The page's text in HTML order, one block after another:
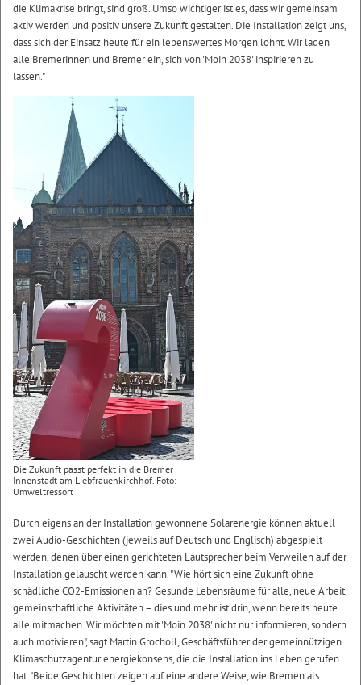
die Klimakrise bringt, sind groß. Umso wichtiger ist es, dass wir gemeinsam
aktiv werden und positiv unsere Zukunft gestalten. Die Installation zeigt uns,
dass sich der Einsatz heute für ein lebenswertes Morgen lohnt. Wir laden
alle Bremerinnen und Bremer ein, sich von 'Moin 2038' inspirieren zu
lassen."
Die Zukunft passt perfekt in die Bremer
Innenstadt am Liebfrauenkirchhof. Foto:
Umweltressort
Durch eigens an der Installation gewonnene Solarenergie können aktuell
zwei Audio-Geschichten (jeweils auf Deutsch und Englisch) abgespielt
werden, denen über einen gerichteten Lautsprecher beim Verweilen auf der
Installation gelauscht werden kann. "Wie hört sich eine Zukunft ohne
schädliche CO2-Emissionen an? Gesunde Lebensräume für alle, neue Arbeit,
gemeinschaftliche Aktivitäten – dies und mehr ist drin, wenn bereits heute
alle mitmachen. Wir möchten mit 'Moin 2038' nicht nur informieren, sondern
auch motivieren", sagt Martin Grocholl, Geschäftsführer der gemeinnützigen
Klimaschutzagentur energiekonsens, die die Installation ins Leben gerufen
hat. "Beide Geschichten zeigen auf eine andere Weise, wie Bremen als